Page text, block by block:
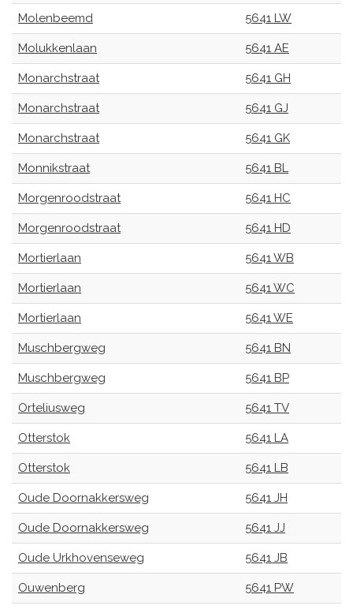
Molenbeemd 5641 LW
Molukkenlaan 5641 AE
Monarchstraat 5641 GH
Monarchstraat 5641 GJ
Monarchstraat 5641 GK
Monnikstraat 5641 BL
Morgenroodstraat 5641 HC
Morgenroodstraat 5641 HD
Mortierlaan 5641 WB
Mortierlaan 5641 WC
Mortierlaan 5641 WE
Muschbergweg 5641 BN
Muschbergweg 5641 BP
Orteliusweg 5641 TV
Otterstok 5641 LA
Otterstok 5641 LB
Oude Doornakkersweg 5641 JH
Oude Doornakkersweg 5641 JJ
Oude Urkhovenseweg 5641 JB
Ouwenberg 5641 PW